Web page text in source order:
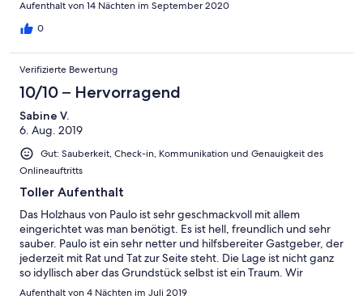
Aufenthalt von 14 Nächten im September 2020
0
Verifizierte Bewertung
10/10 – Hervorragend
Sabine V.
6. Aug. 2019
Gut: Sauberkeit, Check-in, Kommunikation und Genauigkeit des
Onlineauftritts
Toller Aufenthalt
Das Holzhaus von Paulo ist sehr geschmackvoll mit allem
eingerichtet was man benötigt. Es ist hell, freundlich und sehr
sauber. Paulo ist ein sehr netter und hilfsbereiter Gastgeber, der
jederzeit mit Rat und Tat zur Seite steht. Die Lage ist nicht ganz
so idyllisch aber das Grundstück selbst ist ein Traum. Wir
würden jederzeit wiederkommen.
Aufenthalt von 4 Nächten im Juli 2019